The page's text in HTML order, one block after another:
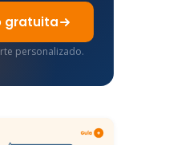
gratuita
personalizado.